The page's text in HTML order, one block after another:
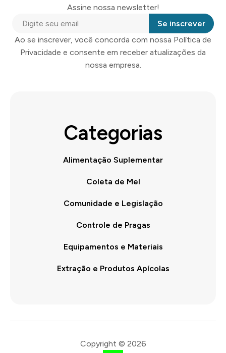
Assine nossa newsletter!
Se inscrever
Ao se inscrever, você concorda com nossa Política de
Privacidade e consente em receber atualizações da
nossa empresa.
Categorias
Alimentação Suplementar
Coleta de Mel
Comunidade e Legislação
Controle de Pragas
Equipamentos e Materiais
Extração e Produtos Apícolas
Copyright © 2026